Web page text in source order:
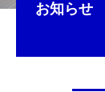
お知らせ